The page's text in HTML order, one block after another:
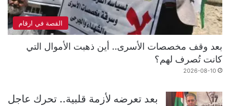
القصة في ارقام
بعد وقف مخصصات الأسرى.. أين ذهبت الأموال التي
كانت تُصرف لهم؟
2026-08-10
بعد تعرضه لأزمة قلبية.. تحرك عاجل